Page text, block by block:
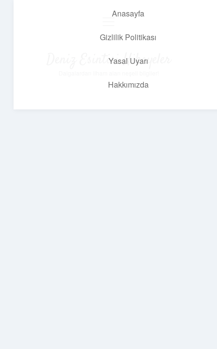
Anasayfa
Gizlilik Politikası
Yasal Uyarı
Hakkımızda
Deniz Esintisi Hikayeler